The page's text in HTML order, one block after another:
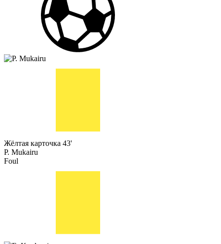
Жёлтая карточка 43'
P. Mukairu
Foul